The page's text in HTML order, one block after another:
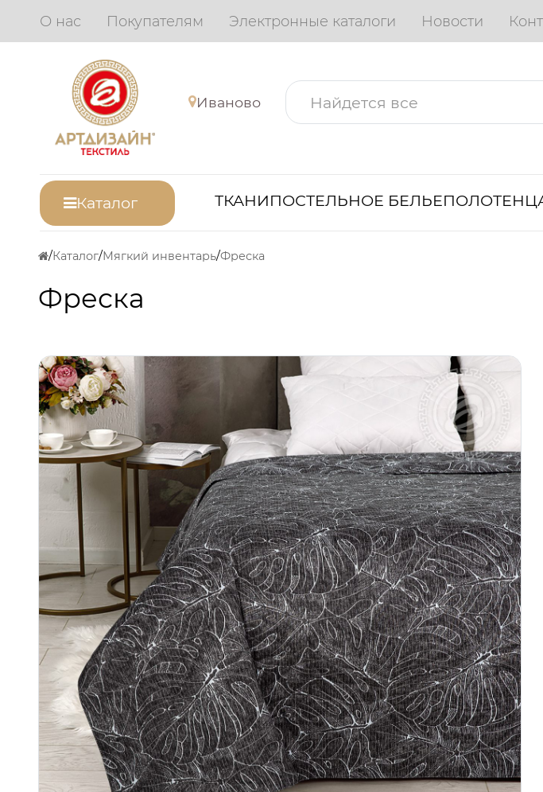
О нас Покупателям Электронные каталоги Новости
Иваново
Каталог ТКАНИПОСТЕЛЬНОЕ БЕЛЬЕ
Каталог Мягкий инвентарь Фреска
Фреска